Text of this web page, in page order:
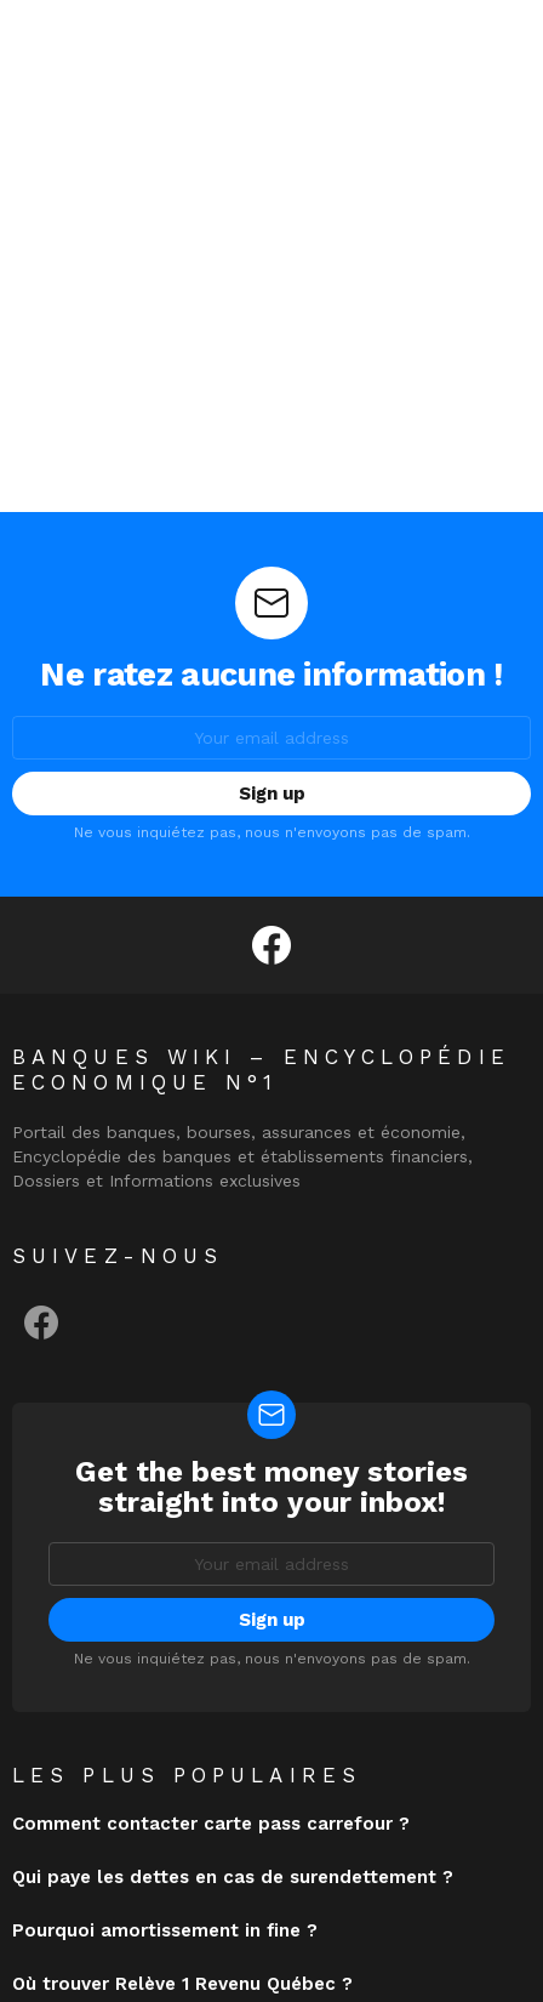
Ne ratez aucune information !
Ne vous inquiétez pas, nous n'envoyons pas de spam.
facebook
BANQUES WIKI – ENCYCLOPÉDIE
ECONOMIQUE N°1
Portail des banques, bourses, assurances et économie,
Encyclopédie des banques et établissements financiers,
Dossiers et Informations exclusives
SUIVEZ-NOUS
NEWSLETTER
Get the best money stories
straight into your inbox!
Ne vous inquiétez pas, nous n'envoyons pas de spam.
LES PLUS POPULAIRES
Comment contacter carte pass carrefour ?
Qui paye les dettes en cas de surendettement ?
Pourquoi amortissement in fine ?
Où trouver Relève 1 Revenu Québec ?